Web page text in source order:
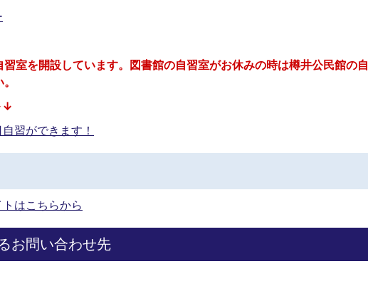
室を開設しています。図書館の自習室がお休みの時は樽井公民館の自
習ができます！
はこちらから
お問い合わせ先